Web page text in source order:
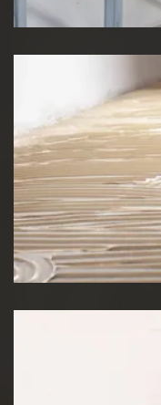
Pose de Lino